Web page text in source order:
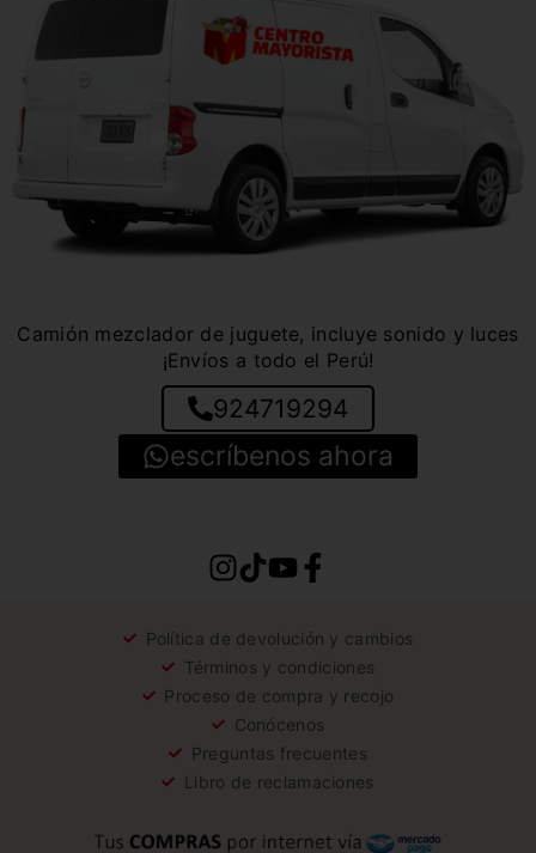
Camión mezclador de juguete, incluye sonido y luces
¡Envíos a todo el Perú!
924719294
escríbenos ahora
Política de devolución y cambios
Términos y condiciones
Proceso de compra y recojo
Conócenos
Preguntas frecuentes
Libro de reclamaciones